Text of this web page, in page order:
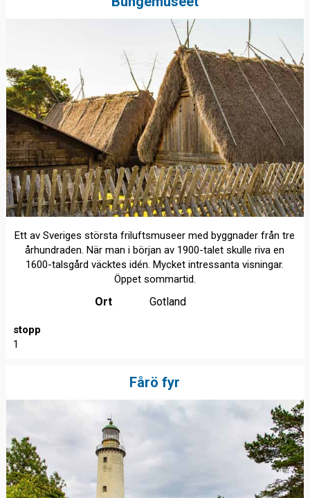
Ett av Sveriges största friluftsmuseer med byggnader från tre
århundraden. När man i början av 1900-talet skulle riva en
1600-talsgård väcktes idén. Mycket intressanta visningar.
Öppet sommartid.
Ort Gotland
stopp
1
Fårö fyr